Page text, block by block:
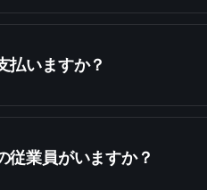
払いますか？
当株
従業員がいますか？